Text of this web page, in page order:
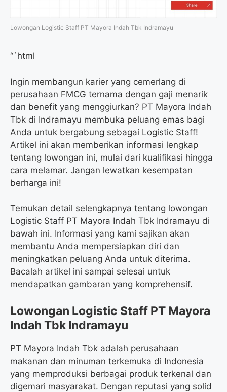
Lowongan Logistic Staff PT Mayora Indah Tbk Indramayu
“`html
Ingin membangun karier yang cemerlang di
perusahaan FMCG ternama dengan gaji menarik
dan benefit yang menggiurkan? PT Mayora Indah
Tbk di Indramayu membuka peluang emas bagi
Anda untuk bergabung sebagai Logistic Staff!
Artikel ini akan memberikan informasi lengkap
tentang lowongan ini, mulai dari kualifikasi hingga
cara melamar. Jangan lewatkan kesempatan
berharga ini!
Temukan detail selengkapnya tentang lowongan
Logistic Staff PT Mayora Indah Tbk Indramayu di
bawah ini. Informasi yang kami sajikan akan
membantu Anda mempersiapkan diri dan
meningkatkan peluang Anda untuk diterima.
Bacalah artikel ini sampai selesai untuk
mendapatkan gambaran yang komprehensif.
Lowongan Logistic Staff PT Mayora
Indah Tbk Indramayu
PT Mayora Indah Tbk adalah perusahaan
makanan dan minuman terkemuka di Indonesia
yang memproduksi berbagai produk terkenal dan
digemari masyarakat. Dengan reputasi yang solid